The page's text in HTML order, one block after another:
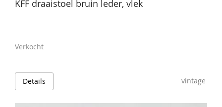
KFF draaistoel bruin leder, vlek
Verkocht
Details vintage